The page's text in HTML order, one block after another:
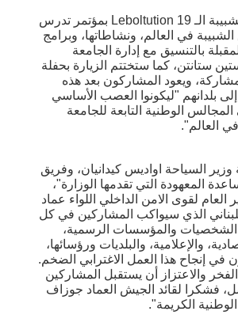
ويختتم مجلس الشبيبة الـ Leboltution 19 بمؤتمر تدرس
في العالم، ونشاطاتها، وبرامج
بالتنسيق مع إدارة الجامعة
ستانتن، كما ستختتم الزيارة بحفلة
ويعود المشاركون بعد هذه
إلى بلدانهم "ليكونوا العصب الأساسي
الوطنية التابعة للجامعة
في العالم".
السياحة اواديس كيدانيان، وفريق
المعهودة التي تقدمها الوزارة"،
لقوى الامن الداخلي اللواء عماد
الذي سيواكب المشاركين في كل
الشخصيات والمؤسسات الرسمية،
والإعلامية، والبلديات ورؤسائها،
في إنجاح هذا العمل الاغترابي الضخم.
والاعتزاز أن يستقبل المشاركين
فشكرا لقائد الجيش العماد جوزاف
الكريمة".